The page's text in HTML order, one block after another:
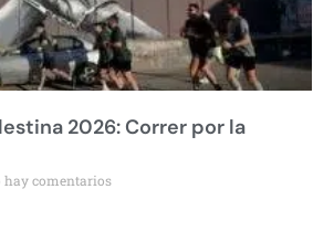
2026: Correr por la
hay comentarios